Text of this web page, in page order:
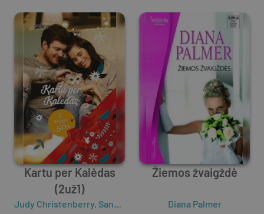
Kartu per Kalėdas
(2už1)
Judy Christenberry, Sandra Marton Diana Palmer,Barbara
Žiemos žvaigždė
Diana Palmer